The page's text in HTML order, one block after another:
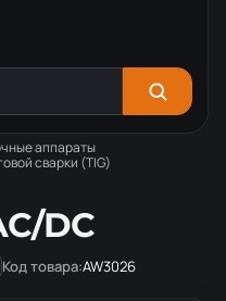
аппараты
сварки (TIG)
DC
Код товара:AW3026